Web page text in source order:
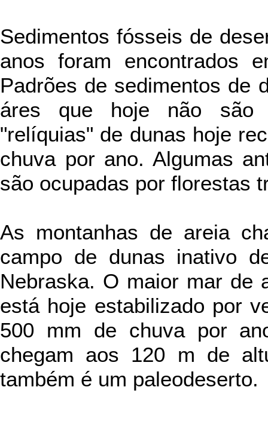
Sedimentos fósseis de
anos foram encontrados
Padrões de sedimentos de
áres que hoje não são
"relíquias" de dunas hoje
chuva por ano. Algumas
são ocupadas por florestas
As montanhas de areia
campo de dunas inativo
Nebraska. O maior mar de
está hoje estabilizado por
500 mm de chuva por
chegam aos 120 m de
também é um paleodeserto.